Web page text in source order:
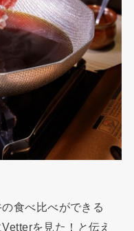
食べ比べができる
を見た！と伝え